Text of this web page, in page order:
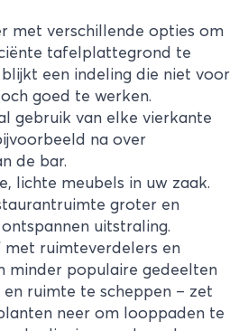
met verschillende opties om
tafelplattegrond te
een indeling die niet voor
goed te werken.
gebruik van elke vierkante
na over
de bar.
lichte meubels in uw zaak.
groter en
uitstraling.
met ruimteverdelers en
minder populaire gedeelten
ruimte te scheppen – zet
neer om looppaden te